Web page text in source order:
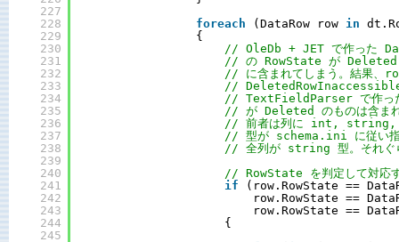
227
228
229
230
231
232
233
234
235
236
237
238
239
240
241
242
243
244
245
foreach
(DataRow row in
{
// OleDb + JET で作った
// の RowState が Deleted
// に含まれてしまう。結果
//
// TextFieldParser で作っ
// が Deleted のものは含まれ
// 前者は列に int, string,
// 型が schema.ini に従い指
// 全列が string 型。それぐら
// RowState を判定して対応
if
(row.RowState ==
row.RowState ==
row.RowState ==
{